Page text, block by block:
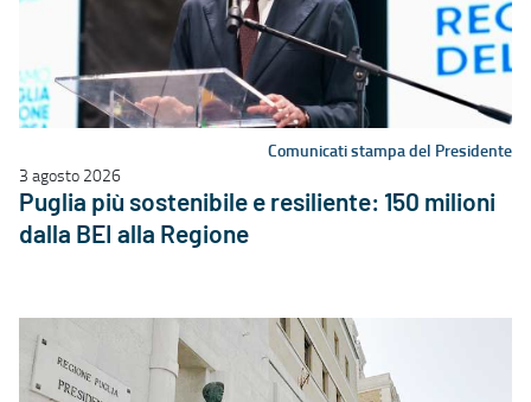
Comunicati stampa del Presidente
3 agosto 2026
Puglia più sostenibile e resiliente: 150 milioni
dalla BEI alla Regione